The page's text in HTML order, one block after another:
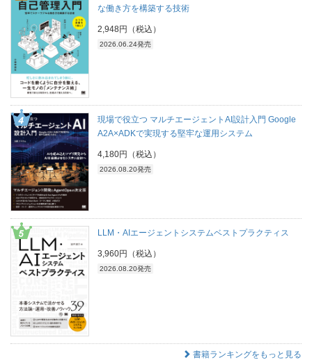
な働き方を構築する技術
2,948円（税込）
2026.06.24発売
現場で役立つ マルチエージェントAI設計入門 Google
A2A×ADKで実現する堅牢な運用システム
4,180円（税込）
2026.08.20発売
LLM・AIエージェントシステムベストプラクティス
3,960円（税込）
2026.08.20発売
書籍ランキングをもっと見る